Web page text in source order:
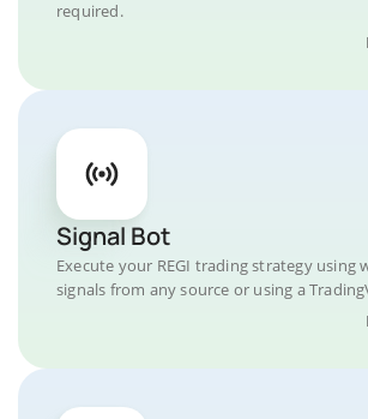
required.
Signal Bot
Execute your REGI trading strategy using
signals from any source or using a